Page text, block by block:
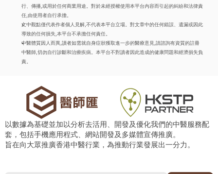
行、傳播,或用於任何商業用途。對於未經授權使用本平台內容而引起的糾紛和法律責
任,由使用者自行承擔。
文中觀點僅代表作者個人見解,不代表本平台立場。對文章中的任何錯誤、遺漏或因此
導致的任何損失,本平台不承擔任何責任。
中醫體質因人而異,讀者如需就自身症狀獲取進一步的醫療意見,請諮詢有資質的註冊
中醫師,切勿自行診斷和治療疾病。本平台不對讀者因此造成的健康問題和經濟損失負
責。
以數據為基礎並加以分析去活用、開發及優化我們的中醫服務配
套，包括手機應用程式、網站開發及多媒體宣傳推廣。
旨在向大眾推廣香港中醫行業，為推動行業發展出一分力。